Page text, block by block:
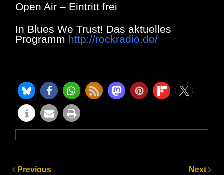
Open Air – Eintritt frei
In Blues We Trust! Das aktuelles
Programm http://rockradio.de/
Previous Next